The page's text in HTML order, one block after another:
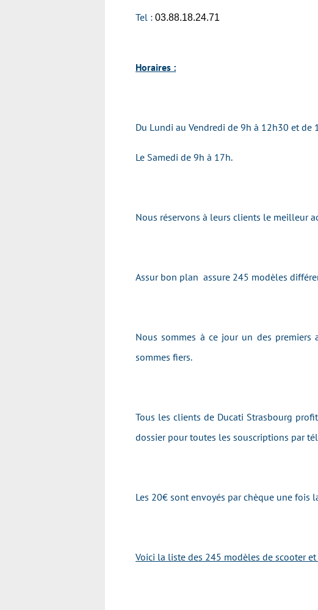
Tel : 03.88.18.24.71
Horaires :
Du Lundi au Vendredi de 9h à 12h30 et de
Le Samedi de 9h à 17h.
Nous réservons à leurs clients le meilleur
Assur bon plan assure 245 modèles
Nous sommes à ce jour un des
sommes fiers.
Tous les clients de Ducati Strasbourg
dossier pour toutes les souscriptions par
Les 20€ sont envoyés par chèque une
Voici la liste des 245 modèles de scooter